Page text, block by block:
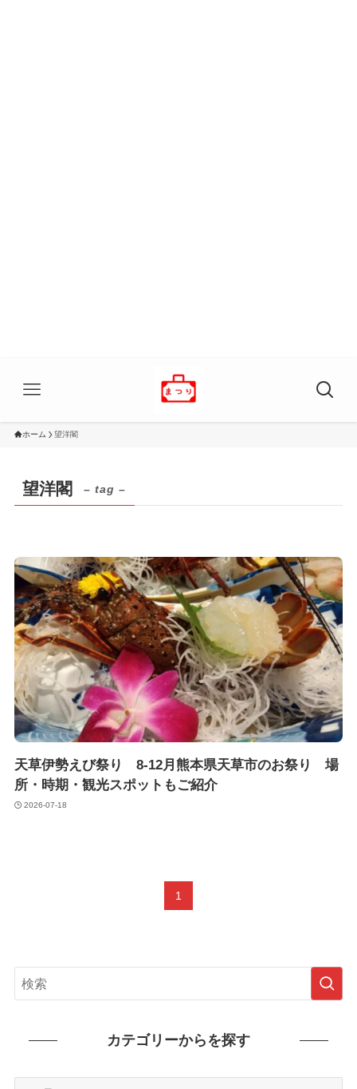
ホーム 望洋閣
望洋閣 – tag –
天草伊勢えび祭り 8-12月熊本県天草市のお祭り 場
所・時期・観光スポットもご紹介
2026-07-18
1
カテゴリーからを探す